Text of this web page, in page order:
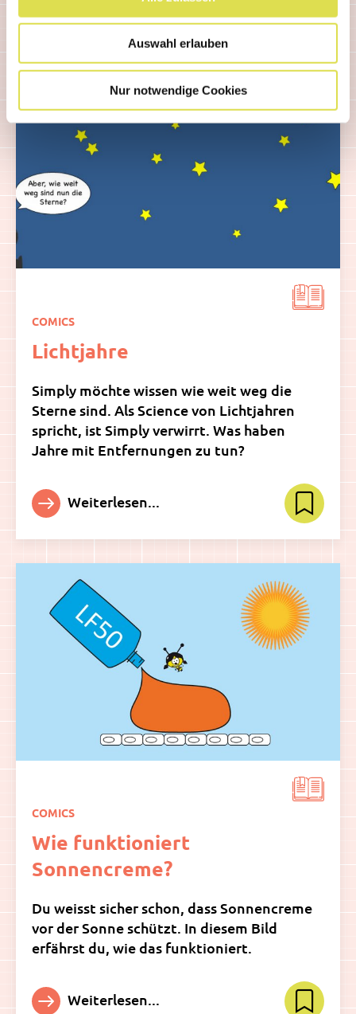
Auswahl erlauben
Nur notwendige Cookies
Ähnliche Artikel
COMICS
Lichtjahre
Simply möchte wissen wie weit weg die
Sterne sind. Als Science von Lichtjahren
spricht, ist Simply verwirrt. Was haben
Jahre mit Entfernungen zu tun?
Weiterlesen...
COMICS
Wie funktioniert
Sonnencreme?
Du weisst sicher schon, dass Sonnencreme
vor der Sonne schützt. In diesem Bild
erfährst du, wie das funktioniert.
Weiterlesen...